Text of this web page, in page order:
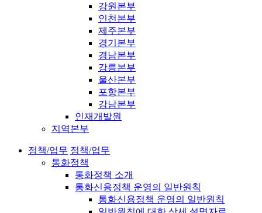
강원본부
인천본부
제주본부
경기본부
경남본부
강릉본부
울산본부
포항본부
강남본부
인재개발원
지역본부
정책/업무 정책/업무
통화정책
통화정책 소개
통화신용정책 운영의 일반원칙
통화신용정책 운영의 일반원칙